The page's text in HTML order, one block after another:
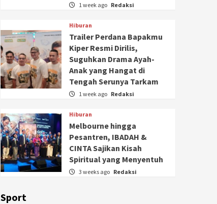
1 week ago Redaksi
Hiburan
Trailer Perdana Bapakmu
Kiper Resmi Dirilis,
Suguhkan Drama Ayah-
Anak yang Hangat di
Tengah Serunya Tarkam
1 week ago Redaksi
Hiburan
Melbourne hingga
Pesantren, IBADAH &
CINTA Sajikan Kisah
Spiritual yang Menyentuh
3 weeks ago Redaksi
Sport